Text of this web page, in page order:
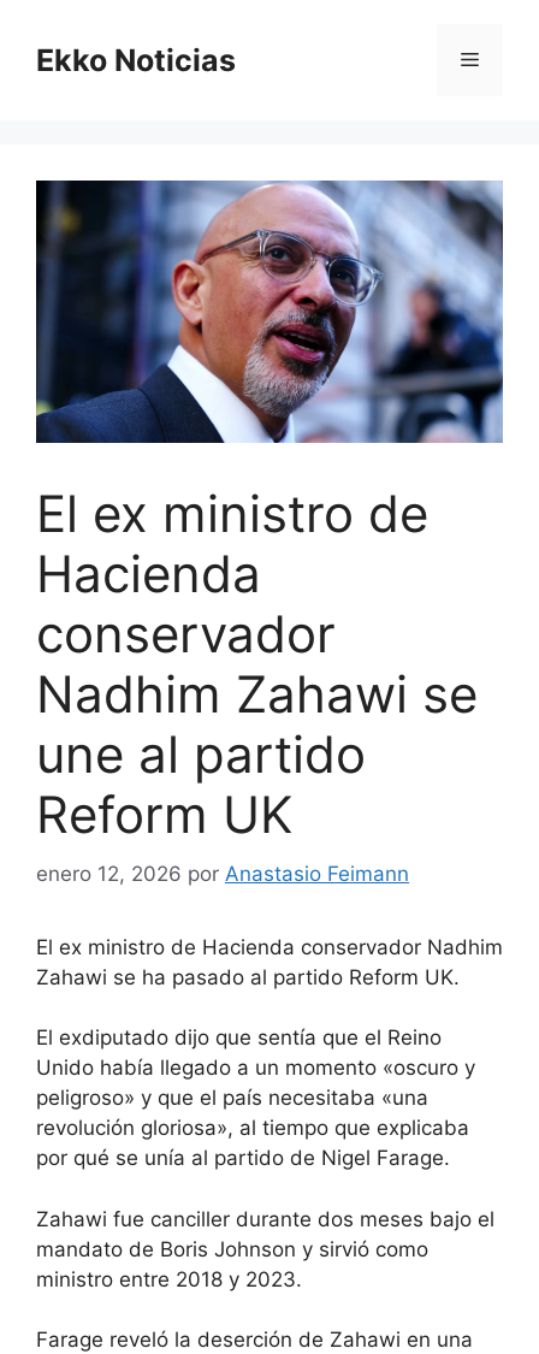
contenido
Ekko Noticias Menú
El ex ministro de
Hacienda
conservador
Nadhim Zahawi se
une al partido
Reform UK
enero 12, 2026 por Anastasio Feimann
El ex ministro de Hacienda conservador Nadhim
Zahawi se ha pasado al partido Reform UK.
El exdiputado dijo que sentía que el Reino
Unido había llegado a un momento «oscuro y
peligroso» y que el país necesitaba «una
revolución gloriosa», al tiempo que explicaba
por qué se unía al partido de Nigel Farage.
Zahawi fue canciller durante dos meses bajo el
mandato de Boris Johnson y sirvió como
ministro entre 2018 y 2023.
Farage reveló la deserción de Zahawi en una